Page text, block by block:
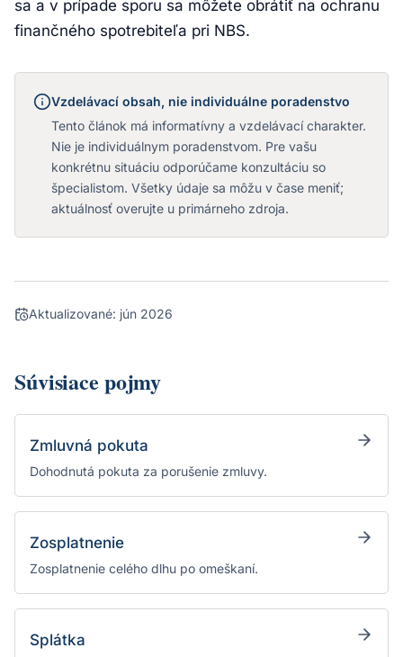
sa a v prípade sporu sa môžete obrátiť na ochranu
finančného spotrebiteľa pri NBS.
Vzdelávací obsah, nie individuálne poradenstvo
Tento článok má informatívny a vzdelávací charakter.
Nie je individuálnym poradenstvom. Pre vašu
konkrétnu situáciu odporúčame konzultáciu so
špecialistom. Všetky údaje sa môžu v čase meniť;
aktuálnosť overujte u primárneho zdroja.
Aktualizované: jún 2026
Súvisiace pojmy
Zmluvná pokuta
Dohodnutá pokuta za porušenie zmluvy.
Zosplatnenie
Zosplatnenie celého dlhu po omeškaní.
Splátka